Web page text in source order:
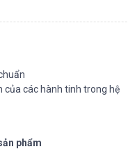
của các hành tinh trong hệ
phẩm